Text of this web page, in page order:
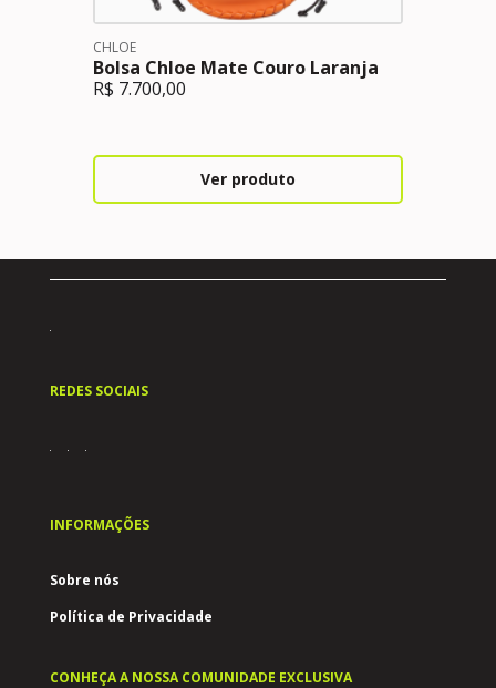
CHLOE
Bolsa Chloe Mate Couro Laranja
R$ 7.700,00
Ver produto
REDES SOCIAIS
INFORMAÇÕES
Sobre nós
Política de Privacidade
CONHEÇA A NOSSA COMUNIDADE EXCLUSIVA